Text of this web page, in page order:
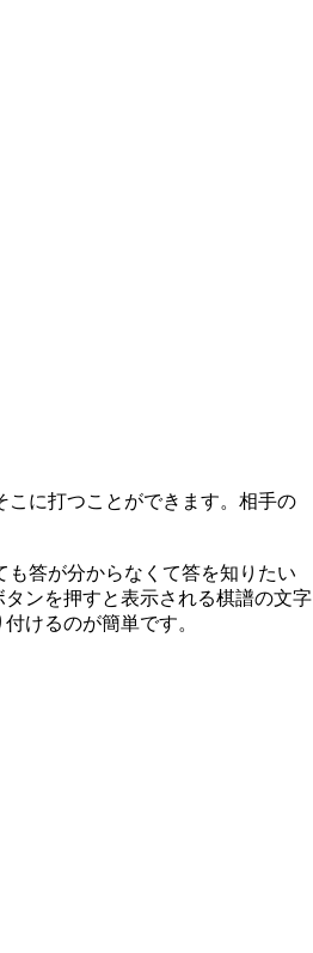
こに打つことができます。相手の
も答が分からなくて答を知りたい
タンを押すと表示される棋譜の文字
けるのが簡単です。